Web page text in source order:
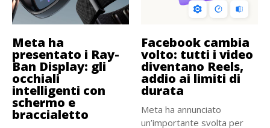
Meta ha
presentato i Ray-
Ban Display: gli
occhiali
intelligenti con
schermo e
braccialetto
Facebook cambia
volto: tutti i video
diventano Reels,
addio ai limiti di
durata
Meta ha annunciato
un’importante svolta per